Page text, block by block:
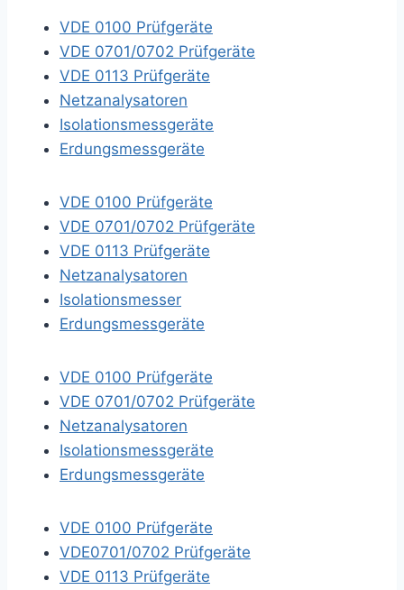
VDE 0100 Prüfgeräte
VDE 0701/0702 Prüfgeräte
VDE 0113 Prüfgeräte
Netzanalysatoren
Isolationsmessgeräte
Erdungsmessgeräte
VDE 0100 Prüfgeräte
VDE 0701/0702 Prüfgeräte
VDE 0113 Prüfgeräte
Netzanalysatoren
Isolationsmesser
Erdungsmessgeräte
VDE 0100 Prüfgeräte
VDE 0701/0702 Prüfgeräte
Netzanalysatoren
Isolationsmessgeräte
Erdungsmessgeräte
VDE 0100 Prüfgeräte
VDE0701/0702 Prüfgeräte
VDE 0113 Prüfgeräte